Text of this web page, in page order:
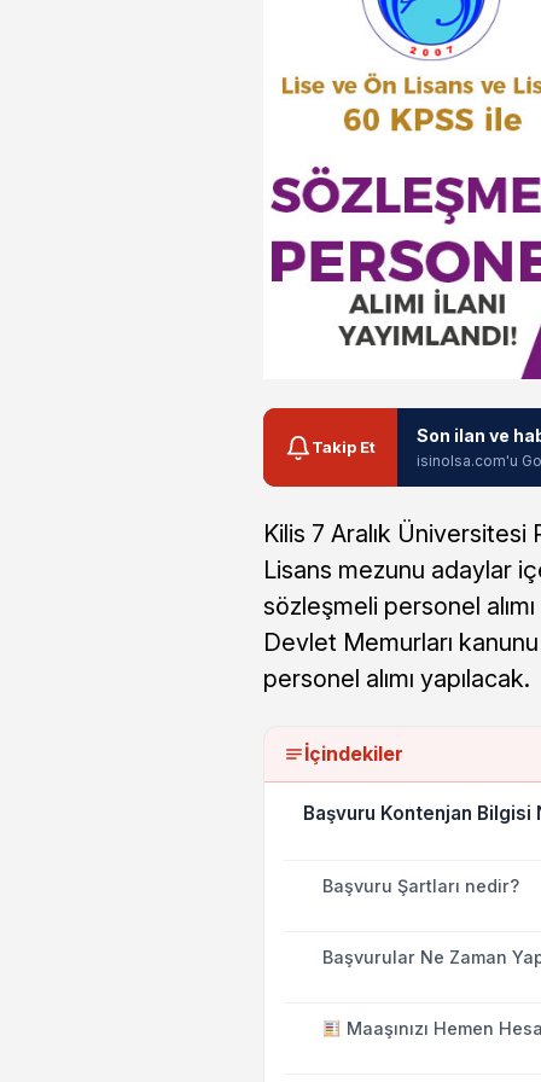
Takip Et
Son ilan ve
isinolsa.com'u
Kilis 7 Aralık Üniversitesi
Lisans mezunu adaylar
sözleşmeli personel
Devlet Memurları
personel alımı yapılacak.
İçindekiler
Başvuru Kontenjan Bilgisi
Başvuru Şartları nedir?
Başvurular Ne Zaman
Maaşınızı Hemen